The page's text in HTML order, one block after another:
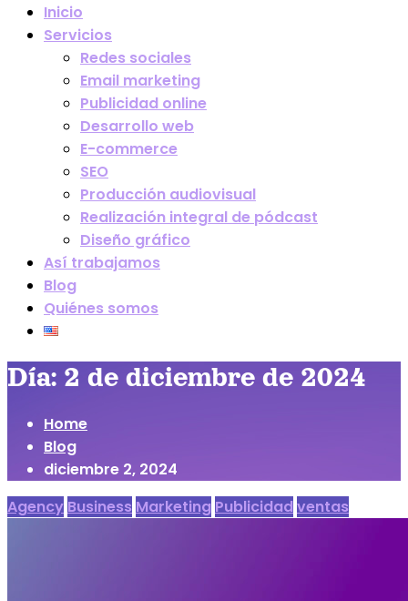
Inicio
Servicios
Redes sociales
Email marketing
Publicidad online
Desarrollo web
E-commerce
SEO
Producción audiovisual
Realización integral de pódcast
Diseño gráfico
Así trabajamos
Blog
Quiénes somos
Día: 2 de diciembre de 2024
Home
Blog
diciembre 2, 2024
Agency Business Marketing Publicidadventas